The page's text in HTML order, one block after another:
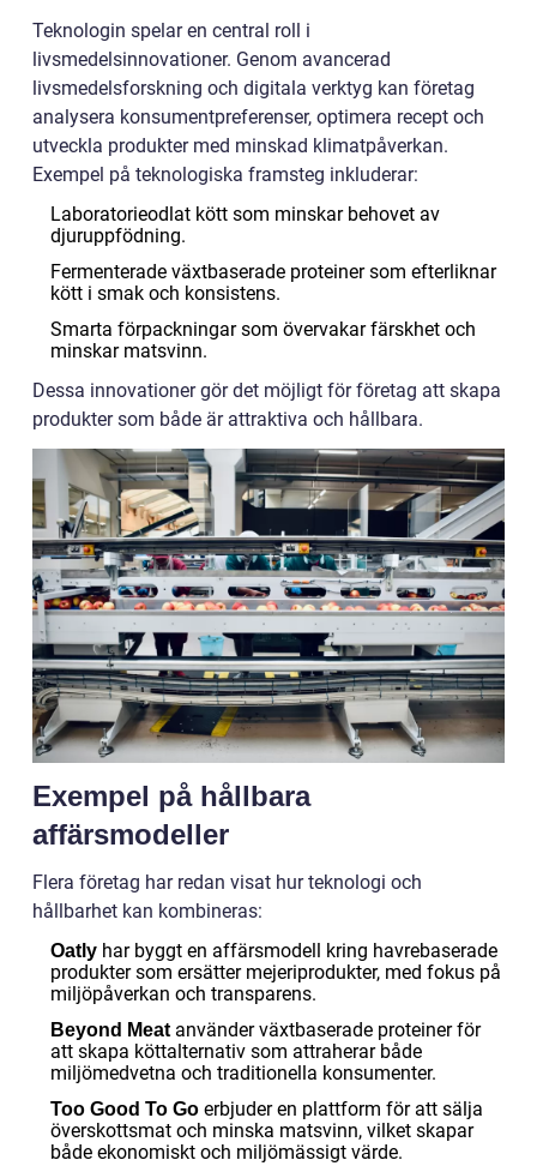
Teknologin spelar en central roll i
livsmedelsinnovationer. Genom avancerad
livsmedelsforskning och digitala verktyg kan företag
analysera konsumentpreferenser, optimera recept och
utveckla produkter med minskad klimatpåverkan.
Exempel på teknologiska framsteg inkluderar:
Laboratorieodlat kött som minskar behovet av
djuruppfödning.
Fermenterade växtbaserade proteiner som efterliknar
kött i smak och konsistens.
Smarta förpackningar som övervakar färskhet och
minskar matsvinn.
Dessa innovationer gör det möjligt för företag att skapa
produkter som både är attraktiva och hållbara.
Exempel på hållbara
affärsmodeller
Flera företag har redan visat hur teknologi och
hållbarhet kan kombineras:
Oatly har byggt en affärsmodell kring havrebaserade
produkter som ersätter mejeriprodukter, med fokus på
miljöpåverkan och transparens.
Beyond Meatanvänder växtbaserade proteiner för
att skapa köttalternativ som attraherar både
miljömedvetna och traditionella konsumenter.
Too Good To Go erbjuder en plattform för att sälja
överskottsmat och minska matsvinn, vilket skapar
både ekonomiskt och miljömässigt värde.